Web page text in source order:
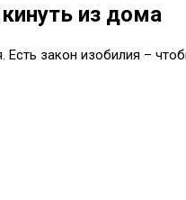
из дома
закон изобилия –